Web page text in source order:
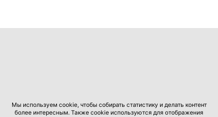
Мы используем cookie, чтобы собирать статистику и делать контент
более интересным. Также cookie используются для отображения